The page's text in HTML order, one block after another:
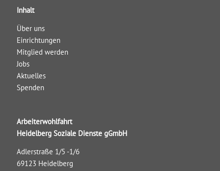
Inhalt
Über uns
Einrichtungen
Mitglied werden
Jobs
Aktuelles
Spenden
Arbeiterwohlfahrt
Heidelberg Soziale Dienste gGmbH
Adlerstraße 1/5 -1/6
69123 Heidelberg